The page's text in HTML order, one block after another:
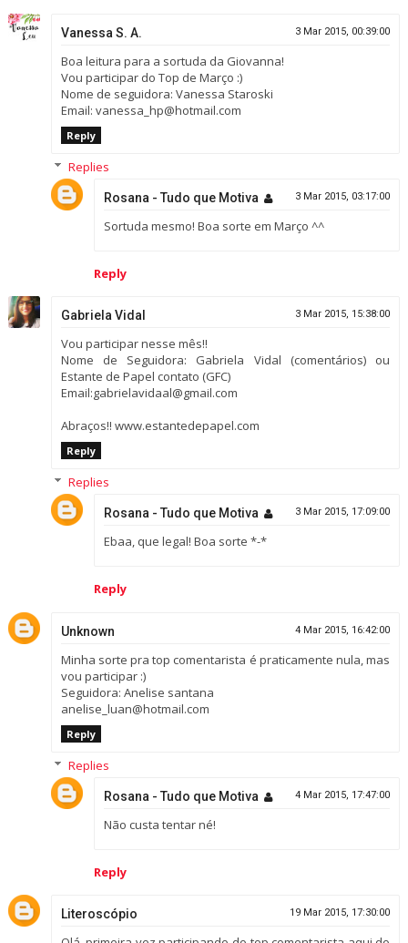
Vanessa S. A. 3 Mar 2015, 00:39:00
Boa leitura para a sortuda da Giovanna!
Vou participar do Top de Março :)
Nome de seguidora: Vanessa Staroski
Email: vanessa_hp@hotmail.com
Reply
Replies
Rosana - Tudo que Motiva 3 Mar 2015, 03:17:00
Sortuda mesmo! Boa sorte em Março ^^
Reply
Gabriela Vidal 3 Mar 2015, 15:38:00
Vou participar nesse mês!!
Nome de Seguidora: Gabriela Vidal (comentários) ou
Estante de Papel contato (GFC)
Email:gabrielavidaal@gmail.com
Abraços!! www.estantedepapel.com
Reply
Replies
Rosana - Tudo que Motiva 3 Mar 2015, 17:09:00
Ebaa, que legal! Boa sorte *-*
Reply
Unknown 4 Mar 2015, 16:42:00
Minha sorte pra top comentarista é praticamente nula, mas
vou participar :)
Seguidora: Anelise santana
anelise_luan@hotmail.com
Reply
Replies
Rosana - Tudo que Motiva 4 Mar 2015, 17:47:00
Não custa tentar né!
Reply
Literoscópio 19 Mar 2015, 17:30:00